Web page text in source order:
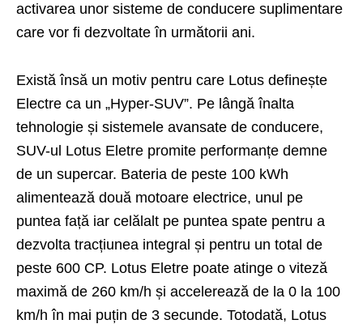
activarea unor sisteme de conducere suplimentare
care vor fi dezvoltate în următorii ani.
Există însă un motiv pentru care Lotus definește
Electre ca un „Hyper-SUV”. Pe lângă înalta
tehnologie și sistemele avansate de conducere,
SUV-ul Lotus Eletre promite performanțe demne
de un supercar. Bateria de peste 100 kWh
alimentează două motoare electrice, unul pe
puntea față iar celălalt pe puntea spate pentru a
dezvolta tracțiunea integral și pentru un total de
peste 600 CP. Lotus Eletre poate atinge o viteză
maximă de 260 km/h și accelerează de la 0 la 100
km/h în mai puțin de 3 secunde. Totodată, Lotus